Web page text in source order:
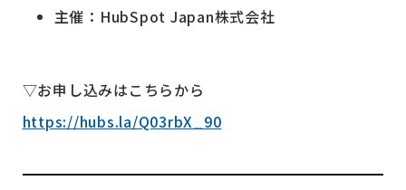
主催：HubSpot Japan株式会社
▽お申し込みはこちらから
https://hubs.la/Q03rbX_90